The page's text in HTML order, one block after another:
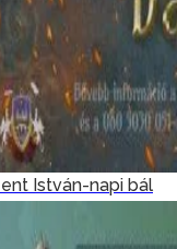
István-napi bál